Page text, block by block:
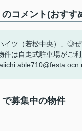
コメント(おすす
イツ（若松中央）」◎
件は自走式駐車場がご
募集中の物件